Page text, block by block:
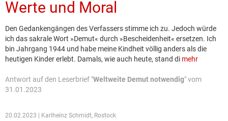
Werte und Moral
Den Gedankengängen des Verfassers stimme ich zu. Jedoch würde
ich das sakrale Wort »Demut« durch »Bescheidenheit« ersetzen. Ich
bin Jahrgang 1944 und habe meine Kindheit völlig anders als die
heutigen Kinder erlebt. Damals, wie auch heute, stand di mehr
Antwort auf den Leserbrief "Weltweite Demut notwendig" vom
31.01.2023
20.02.2023 | Karlheinz Schmidt, Rostock